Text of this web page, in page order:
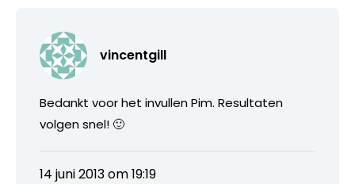
vincentgill
Bedankt voor het invullen Pim. Resultaten
volgen snel! 🙂
14 juni 2013 om 19:19